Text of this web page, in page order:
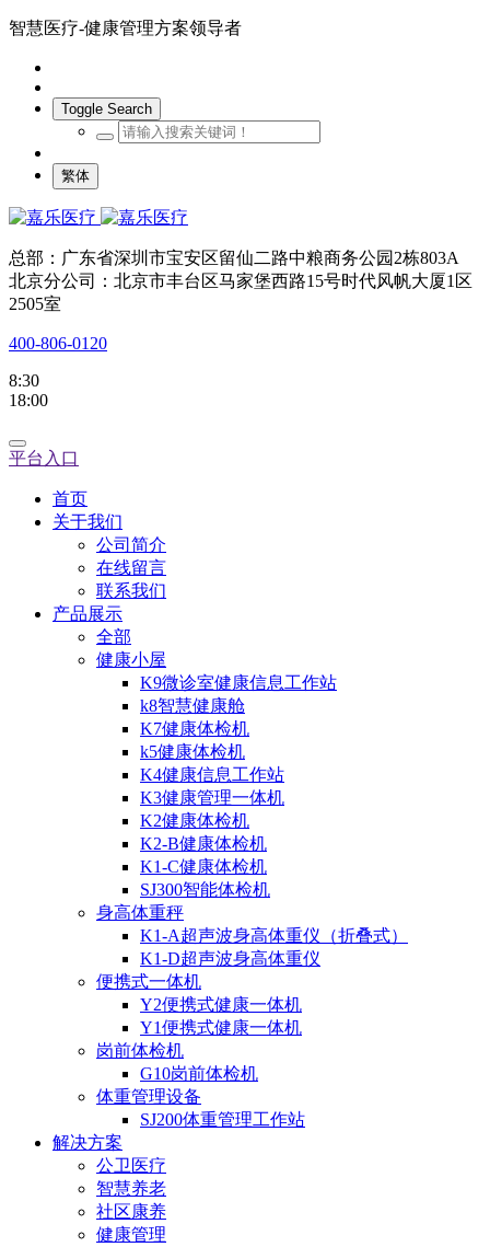
智慧医疗-健康管理方案领导者
Toggle Search
繁体
总部：广东省深圳市宝安区留仙二路中粮商务公园2栋803A
北京分公司：北京市丰台区马家堡西路15号时代风帆大厦1区
2505室
400-806-0120
8:30
18:00
平台入口
首页
关于我们
公司简介
在线留言
联系我们
产品展示
全部
健康小屋
K9微诊室健康信息工作站
k8智慧健康舱
K7健康体检机
k5健康体检机
K4健康信息工作站
K3健康管理一体机
K2健康体检机
K2-B健康体检机
K1-C健康体检机
SJ300智能体检机
身高体重秤
K1-A超声波身高体重仪（折叠式）
K1-D超声波身高体重仪
便携式一体机
Y2便携式健康一体机
Y1便携式健康一体机
岗前体检机
G10岗前体检机
体重管理设备
SJ200体重管理工作站
解决方案
公卫医疗
智慧养老
社区康养
健康管理